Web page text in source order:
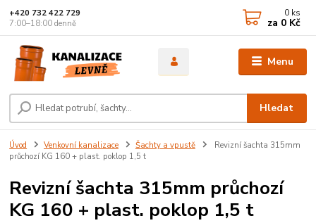
Menu
Hledat
+420 732 422 729
7:00–18:00 denně
0 ks
za 0 Kč
Úvod Venkovní kanalizace Šachty a vpustě
Revizní šachta 315mm
průchozí KG 160 + plast. poklop 1,5 t
Revizní šachta 315mm průchozí
KG 160 + plast. poklop 1,5 t